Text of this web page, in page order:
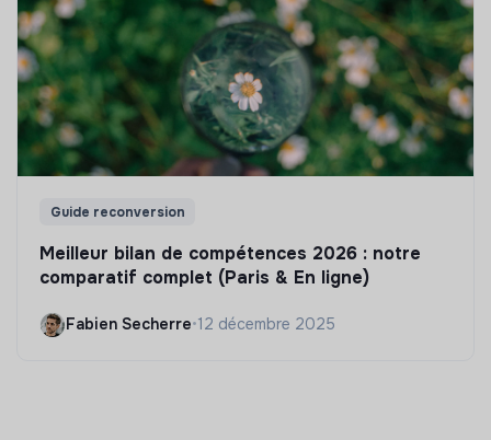
Guide reconversion
Meilleur bilan de compétences 2026 : notre
comparatif complet (Paris & En ligne)
Fabien Secherre•12 décembre 2025